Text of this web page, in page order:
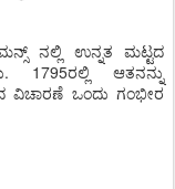
ನಲ್ಲಿ ಉನ್ನತ ಮಟ್ಟದ
1795ರಲ್ಲಿ ಆತನನ್ನು
ವಿಚಾರಣೆ ಒಂದು ಗಂಭೀರ